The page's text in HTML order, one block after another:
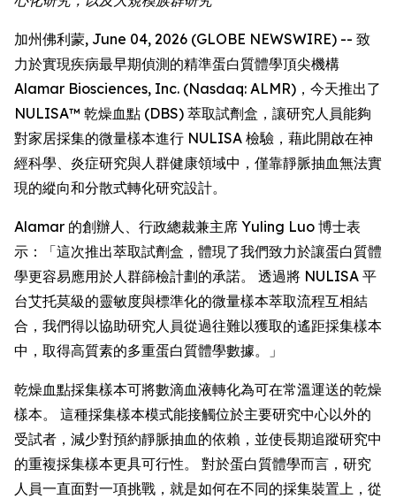
加州佛利蒙, June 04, 2026 (GLOBE NEWSWIRE) -- 致
力於實現疾病最早期偵測的精準蛋白質體學頂尖機構
Alamar Biosciences, Inc. (Nasdaq: ALMR)，今天推出了
NULISA™ 乾燥血點 (DBS) 萃取試劑盒，讓研究人員能夠
對家居採集的微量樣本進行 NULISA 檢驗，藉此開啟在神
經科學、炎症研究與人群健康領域中，僅靠靜脈抽血無法實
現的縱向和分散式轉化研究設計。
Alamar 的創辦人、行政總裁兼主席 Yuling Luo 博士表
示：「這次推出萃取試劑盒，體現了我們致力於讓蛋白質體
學更容易應用於人群篩檢計劃的承諾。 透過將 NULISA 平
台艾托莫級的靈敏度與標準化的微量樣本萃取流程互相結
合，我們得以協助研究人員從過往難以獲取的遙距採集樣本
中，取得高質素的多重蛋白質體學數據。」
乾燥血點採集樣本可將數滴血液轉化為可在常溫運送的乾燥
樣本。 這種採集樣本模式能接觸位於主要研究中心以外的
受試者，減少對預約靜脈抽血的依賴，並使長期追蹤研究中
的重複採集樣本更具可行性。 對於蛋白質體學而言，研究
人員一直面對一項挑戰，就是如何在不同的採集裝置上，從